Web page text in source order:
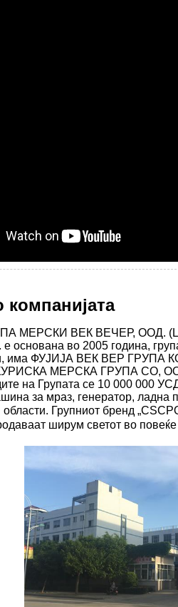
МЕРСКИ ВЕК ВЕЧЕР, ООД.
е основана во 2005 година,
има ФУJИЈА ВЕК ВЕР
МЕРСКА ГРУПА СО,
на Групата се 10 000 000
за мраз, генератор, ладна
области. Групниот бренд
ширум светот во